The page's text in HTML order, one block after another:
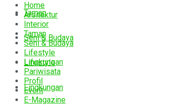
Taman
Seni & Budaya
Lifestyle
Lingkungan
Home
Arsitektur
Interior
Taman
Seni & Budaya
Lifestyle
Lingkungan
Pariwisata
Profil
Event
E-Magazine